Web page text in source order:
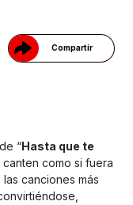
Compartir
“Hasta que te
como si fuera
canciones más